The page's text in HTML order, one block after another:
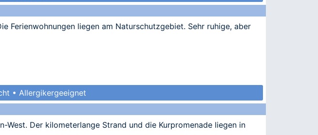
Ferienwohnungen liegen am Naturschutzgebiet. Sehr ruhige, aber
• Allergikergeeignet
West. Der kilometerlange Strand und die Kurpromenade liegen in